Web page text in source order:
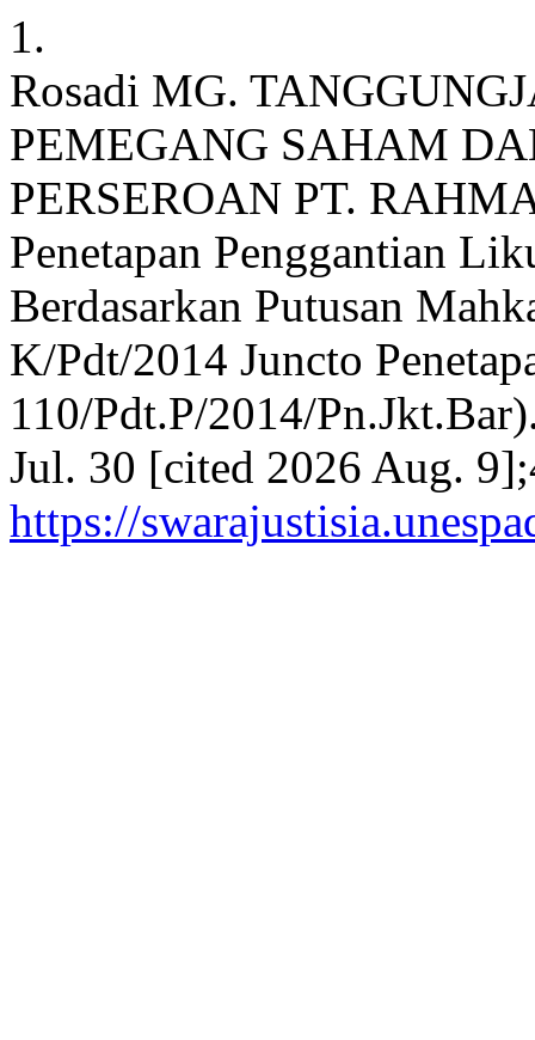
1.
Rosadi MG.
PEMEGANG SAHAM
PERSEROAN PT.
Penetapan Penggantian
Berdasarkan Putusan
K/Pdt/2014 Juncto
110/Pdt.P/2014/
Jul. 30 [cited 2026 Aug.
https://